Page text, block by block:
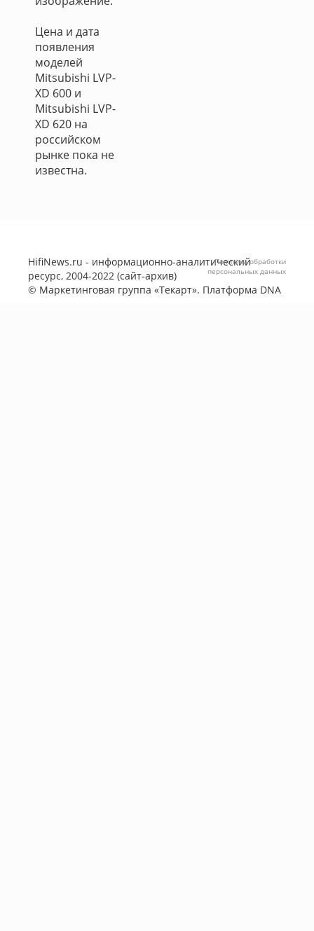
Цена и дата
появления
моделей
Mitsubishi LVP-
XD 600 и
Mitsubishi LVP-
XD 620 на
российском
рынке пока не
известна.
HifiNews.ru - информационно-аналитический
ресурс, 2004-2022 (сайт-архив)
© Маркетинговая группа «Текарт». Платформа DNA
Политика обработки
персональных данных